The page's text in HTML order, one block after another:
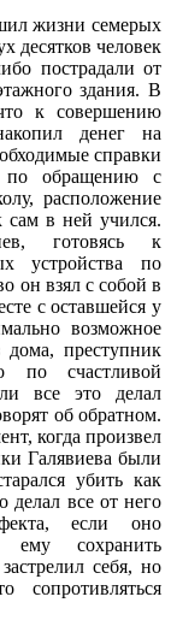
жизни семерых
десятков человек
пострадали от
здания. В
к совершению
денег на
справки
по обращению с
расположение
сам в ней учился.
готовясь к
устройства по
он взял с собой в
с оставшейся у
возможное
преступник
по счастливой
все это делал
об обратном.
когда произвел
Галявиева были
убить как
все от него
если оно
ему сохранить
себя, но